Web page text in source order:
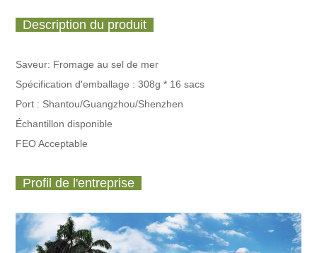
Description du produit
Saveur: Fromage au sel de mer
Spécification d'emballage :308g * 16 sacs
Port : Shantou/Guangzhou/Shenzhen
Échantillon disponible
FEO Acceptable
Profil de l'entreprise